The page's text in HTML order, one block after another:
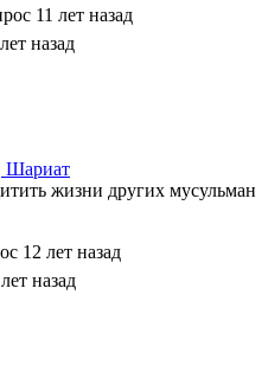
11 лет назад
назад
Шариат
жизни других мусульман
12 лет назад
назад